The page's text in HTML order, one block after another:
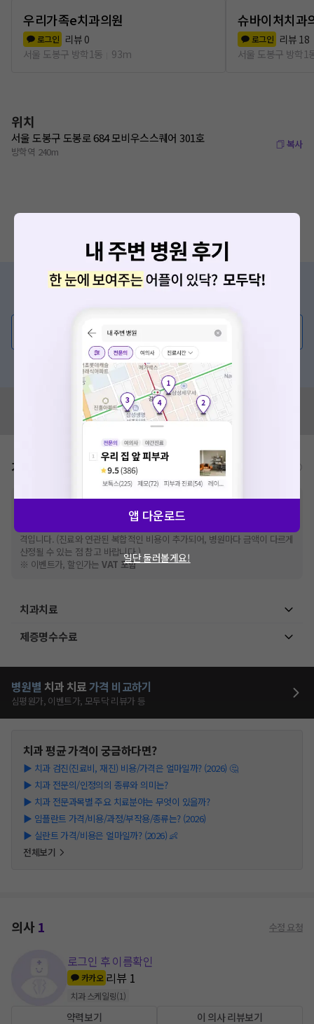
우리가족e치과의원
로그인 리뷰 0
서울 도봉구 방학1동
93m
슈바이처치과
로그인 리뷰 18
서울 도봉구 방학1
위치
서울 도봉구 도봉로 684 모비우스스퀘어 301호
방학역 240m
복사
증상/치료, 궁금한 점이 있나요?
💬 무엇이든 물어보세요
혹은, 의료상담 서비스에 다양한 게시글 보러가기
혹시 잘못된 병원정보가 있나요?
모두닥 팀에 알려주세요!
가격표 비급여/급여 진료란?
※비급여 항목의 경우,추가비용 등으로 실제 가격과 상이할 수 있으니, 정확
한 가격은 해당 의료기관에 직접 문의해주세요.
건강보험심사평가원
격입니다. (진료와 연관된 복합적인 비용이 추가되어, 병원마다 금액이 다르게
산정될 수 있는 점 참고 바랍니다.)
※ 이벤트가, 할인가는VAT 포함
치과치료
제증명수수료
병원별 치과 치료가격 비교하기
심평원가, 이벤트가, 모두닥 리뷰가 등
치과평균 가격이 궁금하다면?
▶ 치과 검진(진료비, 재진) 비용/가격은 얼마일까? (2026) 🤔
▶ 치과 전문의/인정의의 종류와 의미는?
▶ 치과 전문과목별 주요 치료분야는 무엇이 있을까?
▶ 임플란트 가격/비용/과정/부작용/종류는? (2026)
▶ 실란트 가격/비용은 얼마일까? (2026) 👶
전체보기
의사1 수정 요청
로그인 후 이름확인
카카오 리뷰 1
치과 스케일링(1)
약력보기 이 의사 리뷰보기
앱 다운로드
일단 둘러볼게요!